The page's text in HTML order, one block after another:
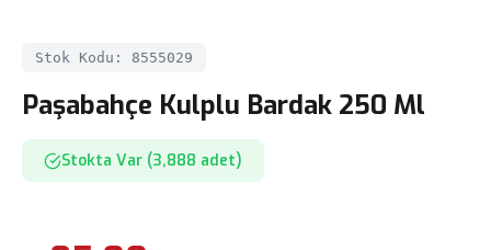
Stok Kodu: 8555029
Paşabahçe Kulplu Bardak 250 Ml
Stokta Var (3,888 adet)